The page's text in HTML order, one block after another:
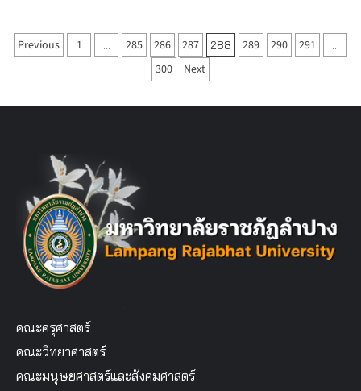
Posts
Previous 1 … 285 286 287 288 289 290 291 …
300 Next
คณะครุศาสตร์
คณะวิทยาศาสตร์
คณะมนุษยศาสตร์และสังคมศาสตร์